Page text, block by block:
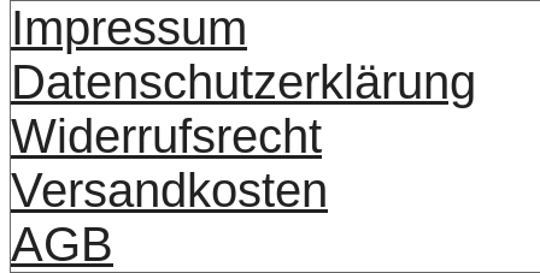
Impressum
Datenschutzerklärung
Widerrufsrecht
Versandkosten
AGB